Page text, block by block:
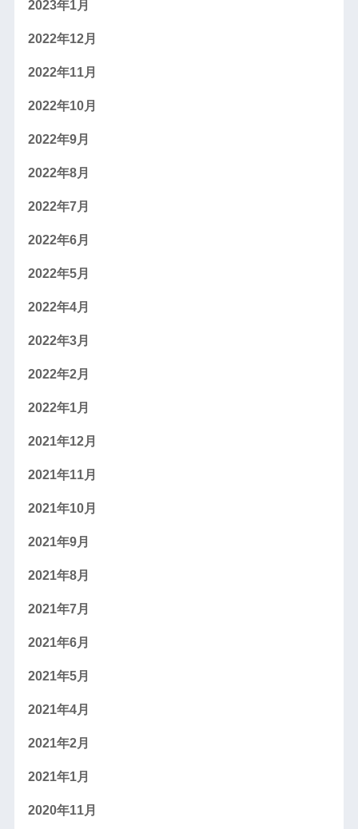
2023年1月
2022年12月
2022年11月
2022年10月
2022年9月
2022年8月
2022年7月
2022年6月
2022年5月
2022年4月
2022年3月
2022年2月
2022年1月
2021年12月
2021年11月
2021年10月
2021年9月
2021年8月
2021年7月
2021年6月
2021年5月
2021年4月
2021年2月
2021年1月
2020年11月